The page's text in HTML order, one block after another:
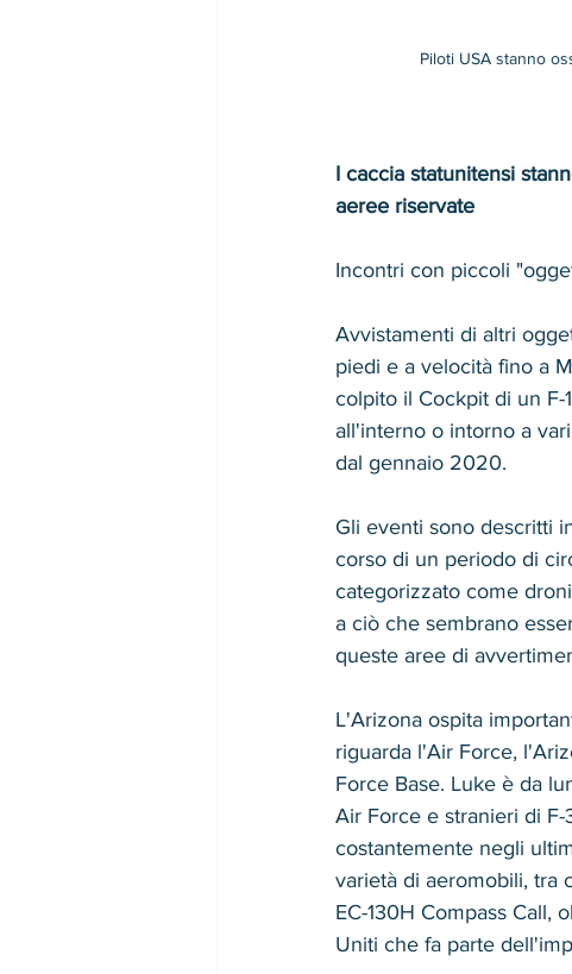
Piloti USA stanno
I caccia statunitensi
aeree riservate
Incontri con piccoli
Avvistamenti di altri
piedi e a velocità fino a
colpito il Cockpit di un
all'interno o intorno a
dal gennaio 2020.
Gli eventi sono descritti
corso di un periodo di
categorizzato come
a ciò che sembrano
queste aree di
L'Arizona ospita
riguarda l'Air Force,
Force Base. Luke è da
Air Force e stranieri di
costantemente negli
varietà di aeromobili, tra
EC-130H Compass Call,
Uniti che fa parte